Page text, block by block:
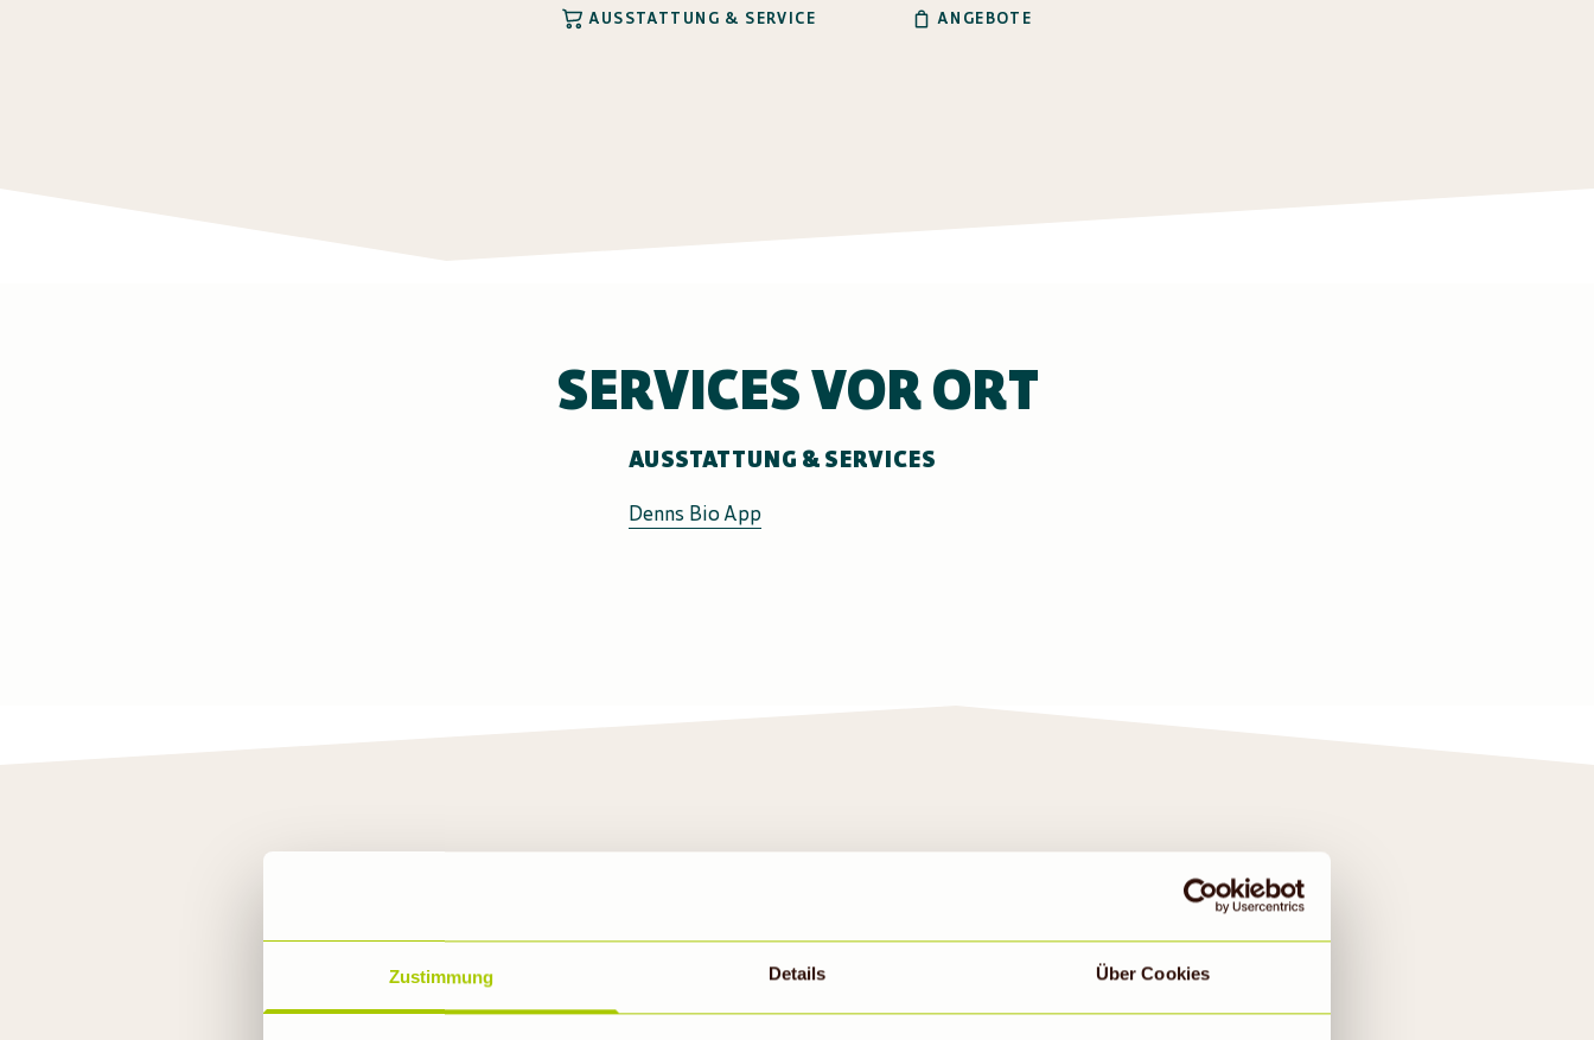
Zustimmung Details Über Cookies
AUSSTATTUNG & SERVICE ANGEBOTE
SERVICES VOR ORT
AUSSTATTUNG & SERVICES
Denns Bio App